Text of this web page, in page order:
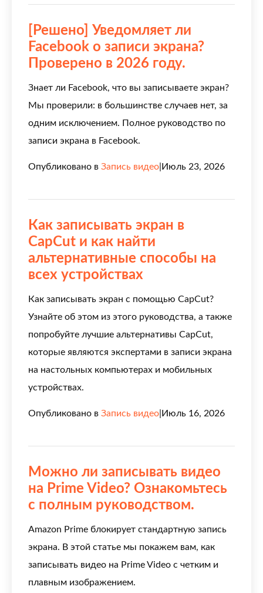
[Решено] Уведомляет ли
Facebook о записи экрана?
Проверено в 2026 году.
Знает ли Facebook, что вы записываете экран?
Мы проверили: в большинстве случаев нет, за
одним исключением. Полное руководство по
записи экрана в Facebook.
Опубликовано в Запись видео Июль 23, 2026
Как записывать экран в
CapCut и как найти
альтернативные способы на
всех устройствах
Как записывать экран с помощью CapCut?
Узнайте об этом из этого руководства, а также
попробуйте лучшие альтернативы CapCut,
которые являются экспертами в записи экрана
на настольных компьютерах и мобильных
устройствах.
Опубликовано в Запись видео Июль 16, 2026
Можно ли записывать видео
на Prime Video? Ознакомьтесь
с полным руководством.
Amazon Prime блокирует стандартную запись
экрана. В этой статье мы покажем вам, как
записывать видео на Prime Video с четким и
плавным изображением.